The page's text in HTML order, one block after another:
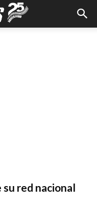
su red nacional